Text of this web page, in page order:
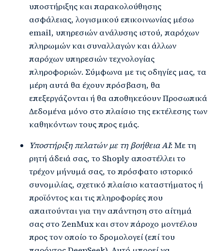
υποστήριξης και παρακολούθησης
ασφάλειας, λογισμικού επικοινωνίας μέσω
email, υπηρεσιών ανάλυσης ιστού, παρόχων
πληρωμών και συναλλαγών και άλλων
παρόχων υπηρεσιών τεχνολογίας
πληροφοριών. Σύμφωνα με τις οδηγίες μας, τα
μέρη αυτά θα έχουν πρόσβαση, θα
επεξεργάζονται ή θα αποθηκεύουν Προσωπικά
Δεδομένα μόνο στο πλαίσιο της εκτέλεσης των
καθηκόντων τους προς εμάς.
Υποστήριξη πελατών με τη βοήθεια AI: Με τη
ρητή άδειά σας, το Shoply αποστέλλει το
τρέχον μήνυμά σας, το πρόσφατο ιστορικό
συνομιλίας, σχετικό πλαίσιο καταστήματος ή
προϊόντος και τις πληροφορίες που
απαιτούνται για την απάντηση στο αίτημά
σας στο ZenMux και στον πάροχο μοντέλου
προς τον οποίο το δρομολογεί (επί του